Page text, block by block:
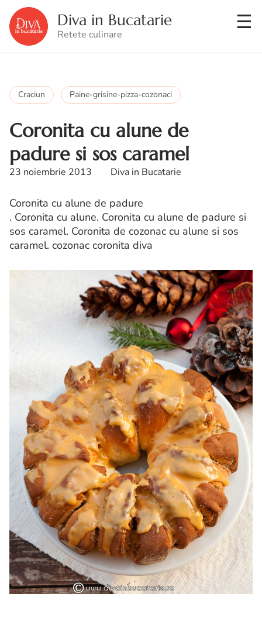
Diva in Bucatarie
Retete culinare
Craciun Paine-grisine-pizza-cozonaci
Coronita cu alune de
padure si sos caramel
23 noiembrie 2013 Diva in Bucatarie
Coronita cu alune de padure
. Coronita cu alune. Coronita cu alune de padure si
sos caramel. Coronita de cozonac cu alune si sos
caramel. cozonac coronita diva